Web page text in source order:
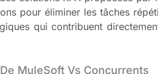
pour éliminer les tâches
qui contribuent
MuleSoft Vs Concurrents